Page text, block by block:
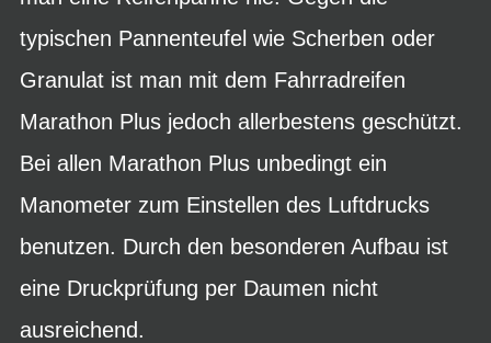
typischen Pannenteufel wie Scherben oder
Granulat ist man mit dem Fahrradreifen
Marathon Plus jedoch allerbestens geschützt.
Bei allen Marathon Plus unbedingt ein
Manometer zum Einstellen des Luftdrucks
benutzen. Durch den besonderen Aufbau ist
eine Druckprüfung per Daumen nicht
ausreichend.